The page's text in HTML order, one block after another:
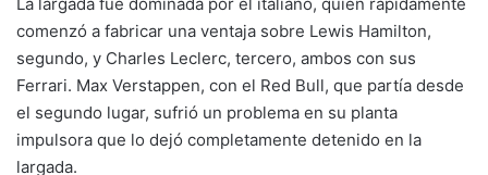
comenzó a fabricar una ventaja sobre Lewis Hamilton,
segundo, y Charles Leclerc, tercero, ambos con sus
Ferrari. Max Verstappen, con el Red Bull, que partía desde
el segundo lugar, sufrió un problema en su planta
impulsora que lo dejó completamente detenido en la
largada.